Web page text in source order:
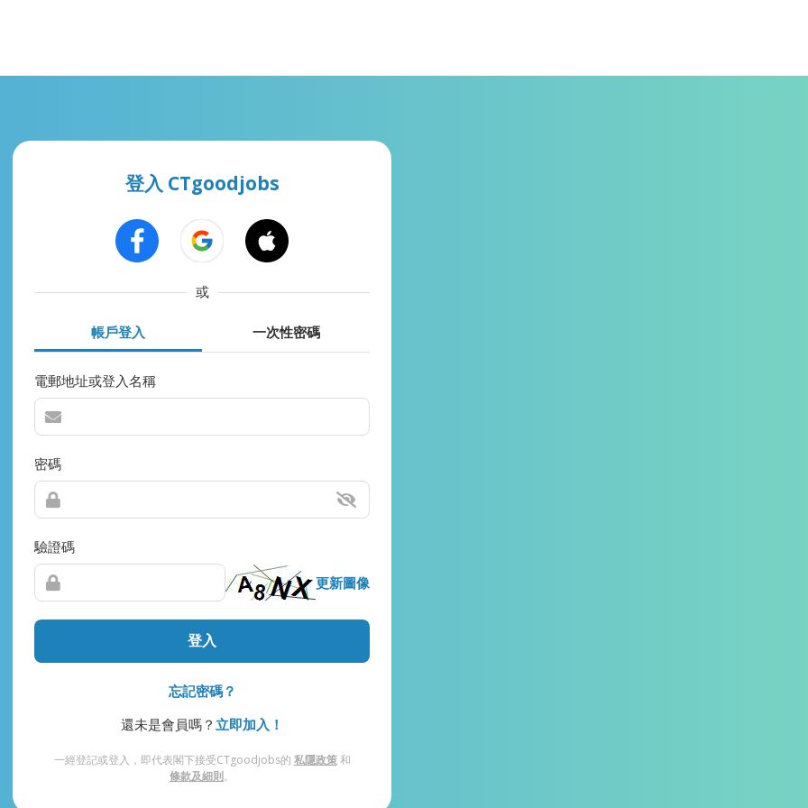
登入 CTgoodjobs
或
帳戶登入 一次性密碼
電郵地址或登入名稱
密碼
驗證碼
更新圖像
登入
忘記密碼？
還未是會員嗎？ 立即加入！
一經登記或登入，即代表閣下接受CTgoodjobs的 私隱政策和
條款及細則。